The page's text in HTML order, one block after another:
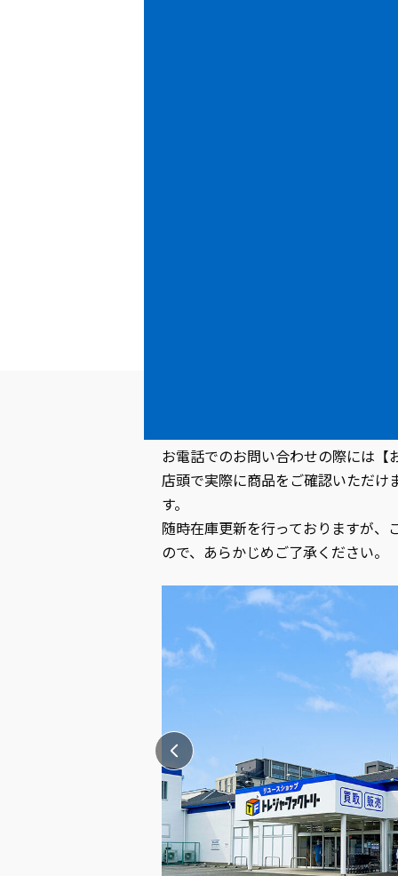
この商品のお問い合わせ先（出
お電話でのお問い合わせの際には【
店頭で実際に商品をご確認いただけ
す。
随時在庫更新を行っておりますが、
ので、あらかじめご了承ください。